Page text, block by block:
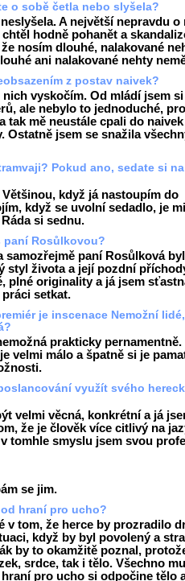
o sobě četla nebo slyšela?
A největší nepravdu o
hodně pohanět a
nosím dlouhé, nalakované
ani nalakované nehty
z postav naivek?
vyskočím. Od mládí jsem
ale nebylo to jednoduché,
tak mě neustále cpali do naivek
Ostatně jsem se snažila
Pokud ano, sedate si
když já nastoupím do
když se uvolní sedadlo, je mi
si sednu.
paní Rosůlkovou?
samozřejmě paní Rosůlková
styl života a její pozdní
plné originality a já jsem
setkat.
je inscenace Nemožní
prakticky pernamentně.
velmi málo a špatně si je
využít svého
velmi věcná, konkrétní a já
že je člověk více citlivý na
tomhle smyslu jsem svou
se jim.
hraní pro ucho?
v tom, že herce by prozradilo
když by byl povolený a
by to okamžitě poznal,
srdce, tak i tělo. Všechno
pro ucho si odpočine tělo